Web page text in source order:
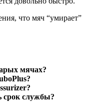
что мяч “умирает”
мячах?
срок службы?